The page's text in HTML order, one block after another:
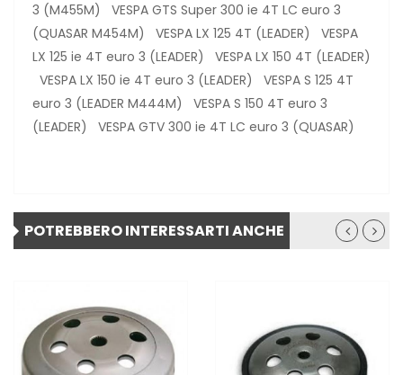
3 (M455M) VESPA GTS Super 300 ie 4T LC euro 3
(QUASAR M454M) VESPA LX 125 4T (LEADER) VESPA
LX 125 ie 4T euro 3 (LEADER) VESPA LX 150 4T (LEADER)
VESPA LX 150 ie 4T euro 3 (LEADER) VESPA S 125 4T
euro 3 (LEADER M444M) VESPA S 150 4T euro 3
(LEADER) VESPA GTV 300 ie 4T LC euro 3 (QUASAR)
POTREBBERO INTERESSARTI ANCHE